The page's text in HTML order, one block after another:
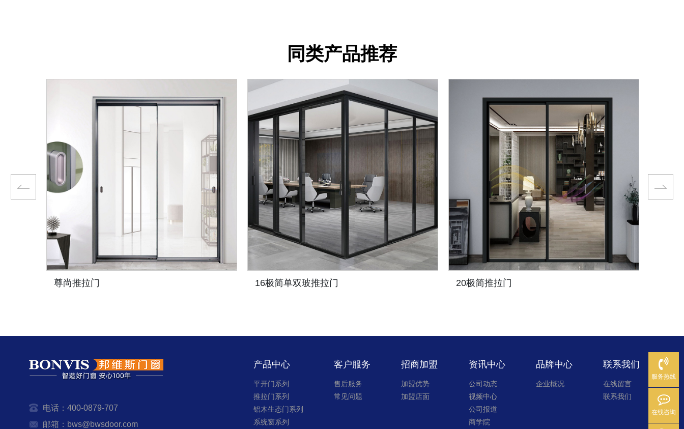
同类产品推荐
尊尚推拉门 16极简单双玻推拉门 20极简推拉门
产品中心
平开门系列
推拉门系列
铝木生态门系列
系统窗系列
客户服务
售后服务
常见问题
招商加盟
加盟优势
加盟店面
资讯中心
公司动态
视频中心
公司报道
商学院
品牌中心
企业概况
联系我们
在线留言
联系我们
电话：400-0879-707
邮箱：bws@bwsdoor.com
服务热线
在线咨询